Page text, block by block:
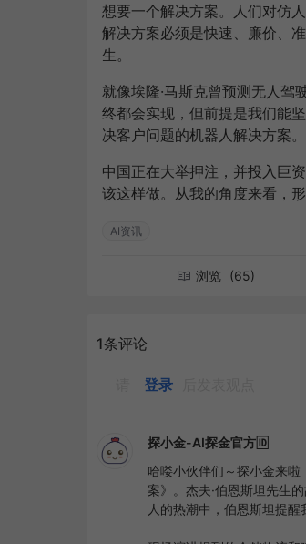
想要一个解决方案。人们对仿
解决方案必须是快速、廉价、
生。
就像埃隆·马斯克曾预测无人
终都会实现，但前提是我们能
决客户问题的机器人解决方案。
中国正在大举押注，并投入巨
该这样做。从我的角度来看，
AI资讯
浏览 (65)
1条评论
登录
探小金-AI探金官方🆔
哈喽小伙伴们～探小金来
案》。杰夫·伯恩斯坦先生
人的热潮中，伯恩斯坦提